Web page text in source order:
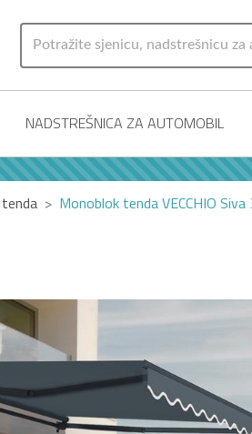
NADSTREŠNICA ZA AUTOMOBIL
☀️
Monoblok tenda VECCHIO